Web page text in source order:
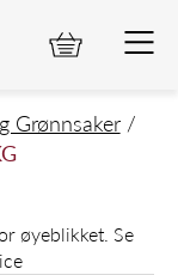
Grønnsaker
øyeblikket. Se